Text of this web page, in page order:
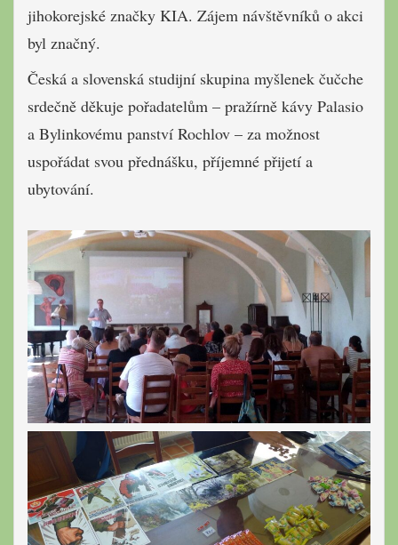
jihokorejské značky KIA. Zájem návštěvníků o akci
byl značný.
Česká a slovenská studijní skupina myšlenek čučche
srdečně děkuje pořadatelům – pražírně kávy Palasio
a Bylinkovému panství Rochlov – za možnost
uspořádat svou přednášku, příjemné přijetí a
ubytování.